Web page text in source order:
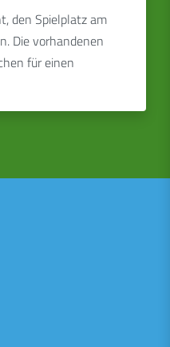
den Spielplatz am
Die vorhandenen
für einen